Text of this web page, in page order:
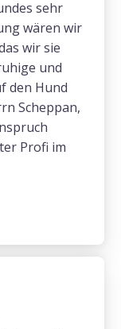
sehr
wären wir
wir sie
und
den Hund
Scheppan,
Profi im